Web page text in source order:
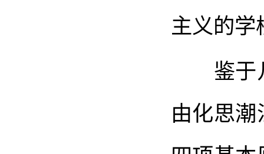
主义的学
鉴于几
由化思